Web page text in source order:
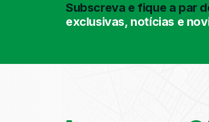
Subscreva e fique a par
exclusivas, notícias e